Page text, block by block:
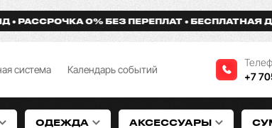
0% БЕЗ ПЕРЕПЛАТ БЕСПЛАТНАЯ
система Календарь событий
+7
ОДЕЖДА АКСЕССУАРЫ